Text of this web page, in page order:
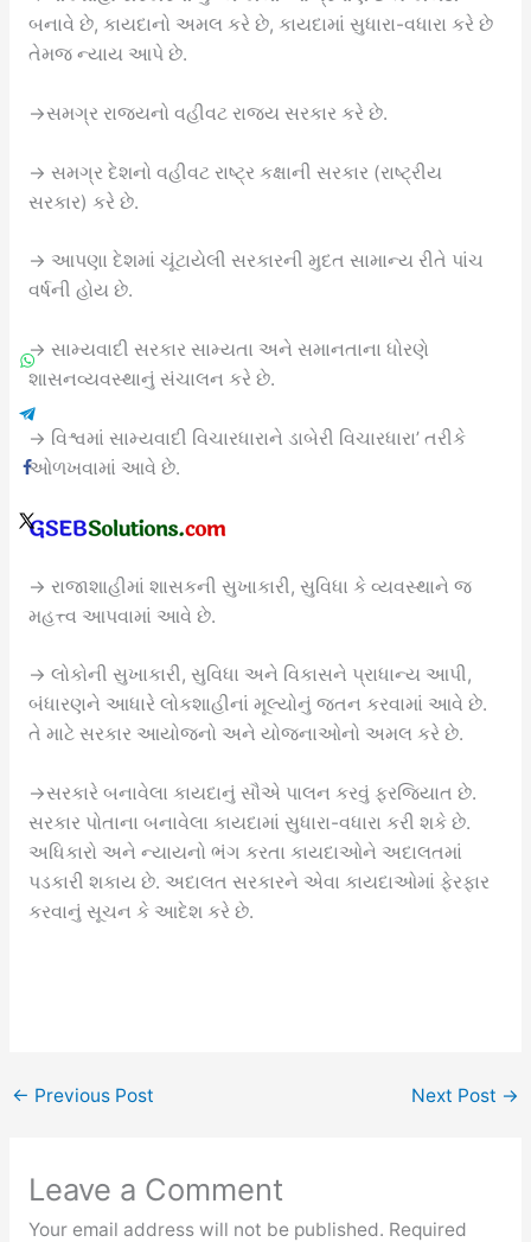
બનાવે છે, કાયદાનો અમલ કરે છે, કાયદામાં સુધારા-વધારા કરે છે
તેમજ ન્યાય આપે છે.
→સમગ્ર રાજ્યનો વહીવટ રાજ્ય સરકાર કરે છે.
→ સમગ્ર દેશનો વહીવટ રાષ્ટ્ર કક્ષાની સરકાર (રાષ્ટ્રીય
સરકાર) કરે છે.
→ આપણા દેશમાં ચૂંટાયેલી સરકારની મુદત સામાન્ય રીતે પાંચ
વર્ષની હોય છે.
→ સામ્યવાદી સરકાર સામ્યતા અને સમાનતાના ધોરણે
શાસનવ્યવસ્થાનું સંચાલન કરે છે.
→ વિશ્વમાં સામ્યવાદી વિચારધારાને ડાબેરી વિચારધારા’ તરીકે
ઓળખવામાં આવે છે.
→ રાજાશાહીમાં શાસકની સુખાકારી, સુવિધા કે વ્યવસ્થાને જ
મહત્ત્વ આપવામાં આવે છે.
→ લોકોની સુખાકારી, સુવિધા અને વિકાસને પ્રાધાન્ય આપી,
બંધારણને આધારે લોકશાહીનાં મૂલ્યોનું જતન કરવામાં આવે છે.
તે માટે સરકાર આયોજનો અને યોજનાઓનો અમલ કરે છે.
→સરકારે બનાવેલા કાયદાનું સૌએ પાલન કરવું ફરજિયાત છે.
સરકાર પોતાના બનાવેલા કાયદામાં સુધારા-વધારા કરી શકે છે.
અધિકારો અને ન્યાયનો ભંગ કરતા કાયદાઓને અદાલતમાં
પડકારી શકાય છે. અદાલત સરકારને એવા કાયદાઓમાં ફેરફાર
કરવાનું સૂચન કે આદેશ કરે છે.
← Previous Post Next Post →
Leave a Comment
Your email address will not be published. Required